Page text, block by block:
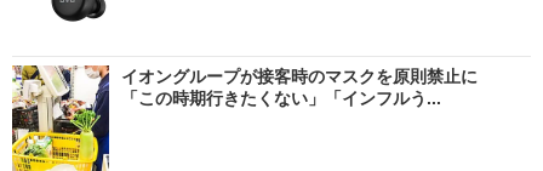
イオングループが接客時のマスクを原則禁止に
「この時期行きたくない」「インフルう...